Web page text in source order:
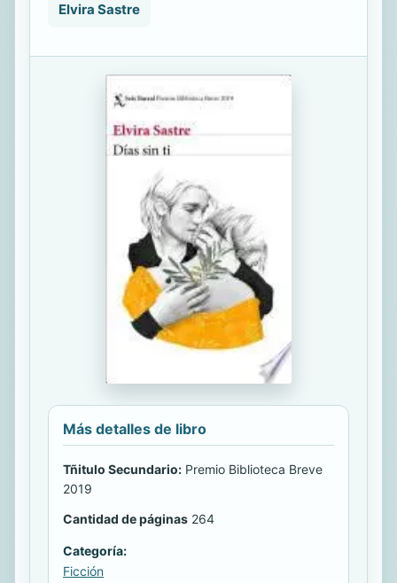
Elvira Sastre
Más detalles de libro
Tñitulo Secundario: Premio Biblioteca Breve
2019
Cantidad de páginas 264
Categoría:
Ficción